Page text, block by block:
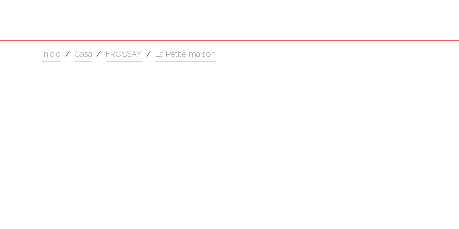
Início / Casa / FROSSAY / La Petite maison